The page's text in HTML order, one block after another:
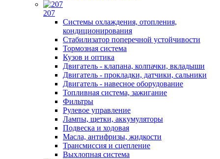
207
Системы охлаждения, отопления,
кондиционирования
Стабилизатор поперечной устойчивости
Тормозная система
Кузов и оптика
Двигатель - клапана, колпачки, вкладыши
Двигатель - прокладки, датчики, сальники
Двигатель - навесное оборудование
Топливная система, зажигание
Фильтры
Рулевое управление
Лампы, щетки, аккумуляторы
Подвеска и ходовая
Масла, антифризы, жидкости
Трансмиссия и сцепление
Выхлопная система